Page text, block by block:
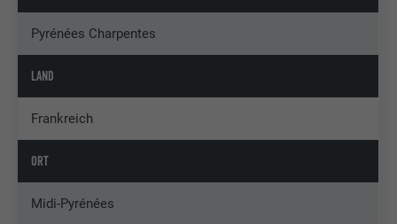
Pyrénées Charpentes
LAND
Frankreich
ORT
Midi-Pyrénées